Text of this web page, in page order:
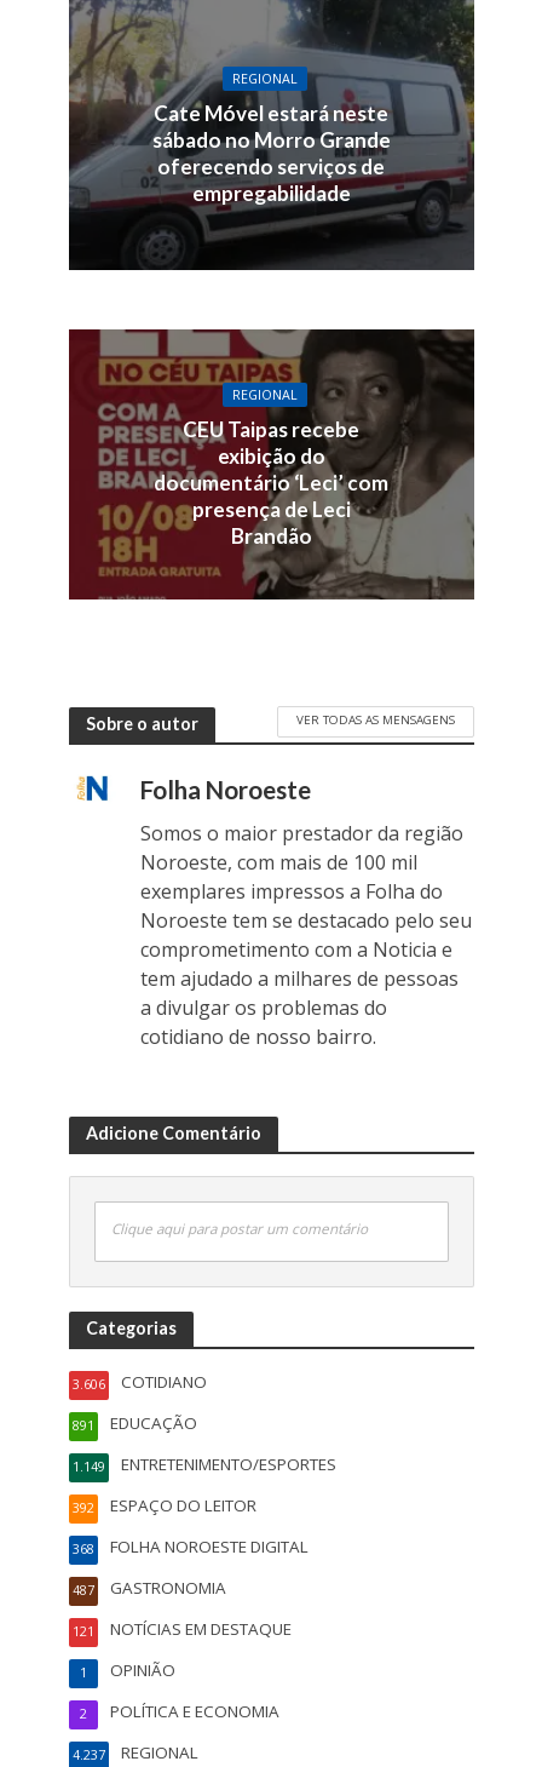
REGIONAL
Cate Móvel estará neste
sábado no Morro Grande
oferecendo serviços de
empregabilidade
REGIONAL
CEU Taipas recebe
exibição do
documentário ‘Leci’ com
presença de Leci
Brandão
Sobre o autor VER TODAS AS MENSAGENS
Folha Noroeste
Somos o maior prestador da região
Noroeste, com mais de 100 mil
exemplares impressos a Folha do
Noroeste tem se destacado pelo seu
comprometimento com a Noticia e
tem ajudado a milhares de pessoas
a divulgar os problemas do
cotidiano de nosso bairro.
Adicione Comentário
Clique aqui para postar um comentário
Categorias
COTIDIANO
3.606
EDUCAÇÃO
891
ENTRETENIMENTO/ESPORTES
1.149
ESPAÇO DO LEITOR
392
FOLHA NOROESTE DIGITAL
368
GASTRONOMIA
487
NOTÍCIAS EM DESTAQUE
121
OPINIÃO
1
POLÍTICA E ECONOMIA
2
REGIONAL
4.237